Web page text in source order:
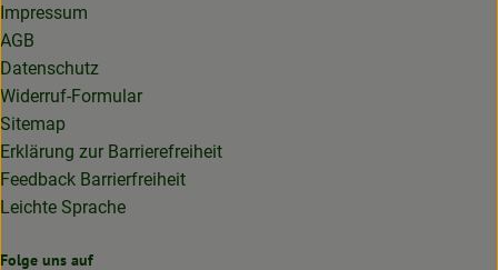
Impressum
AGB
Datenschutz
Widerruf-Formular
Sitemap
Erklärung zur Barrierefreiheit
Feedback Barrierfreiheit
Leichte Sprache
Folge uns auf